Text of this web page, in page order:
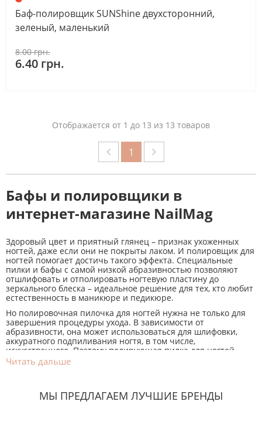
Баф-полировщик SUNShine двухсторонний,
зеленый, маленький
8.00 грн.
6.40 грн.
Отображается от 1 до 13 из 13 товаров
1
Бафы и полировщики в
интернет-магазине NailMag
Здоровый цвет и приятный глянец – признак ухоженных
ногтей, даже если они не покрыты лаком. И полировщик для
ногтей помогает достичь такого эффекта. Специальные
пилки и бафы с самой низкой абразивностью позволяют
отшлифовать и отполировать ногтевую пластину до
зеркального блеска – идеальное решение для тех, кто любит
естественность в маникюре и педикюре.
Но полировочная пилочка для ногтей нужна не только для
завершения процедуры ухода. В зависимости от
абразивности, она может использоваться для шлифовки,
аккуратного подпиливания ногтя, в том числе,
искусственного. Поэтому полирующая пилка для ногтей –
обязательный инструмент для мастера маникюра и
педикюра. И уж точно она должна быть в наборе каждой
Читать дальше
МЫ ПРЕДЛАГАЕМ ЛУЧШИЕ БРЕНДЫ